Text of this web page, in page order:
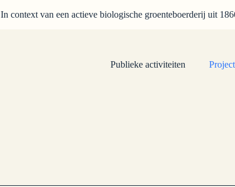
In context van een actieve biologische groenteboerderij uit
Publieke activiteiten